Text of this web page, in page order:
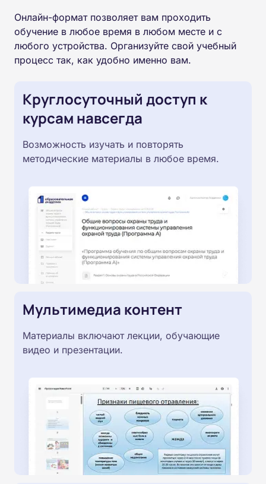
Онлайн-формат позволяет вам проходить
обучение в любое время в любом месте и с
любого устройства. Организуйте свой учебный
процесс так, как удобно именно вам.
Круглосуточный доступ к
курсам навсегда
Возможность изучать и повторять
методические материалы в любое время.
Мультимедиа контент
Материалы включают лекции, обучающие
видео и презентации.